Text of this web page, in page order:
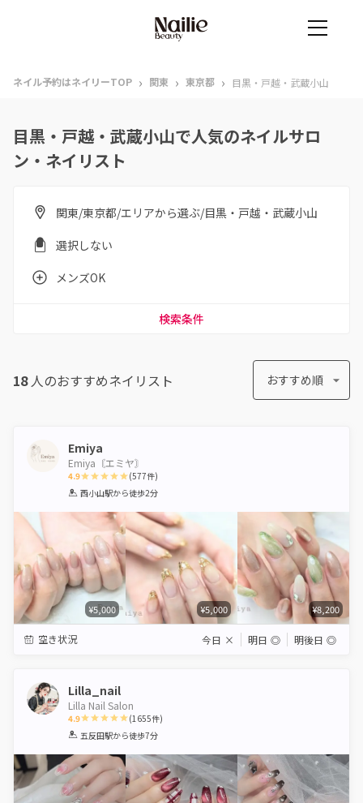
ネイル予約はネイリーTOP › 関東 › 東京都 › 目黒・戸越・武蔵小山
目黒・戸越・武蔵小山で人気のネイルサロ
ン・ネイリスト
関東/東京都/エリアから選ぶ/目黒・戸越・武蔵小山
選択しない
メンズOK
検索条件
18人のおすすめネイリスト おすすめ順
Emiya
Emiya〘エミヤ〙
4.9
1 2 3 4 5
(577件)
西小山駅から徒歩2分
¥5,000 ¥5,000 ¥8,200
空き状況 今日 × 明日 ◎ 明後日 ◎
Lilla_nail
Lilla Nail Salon
4.9
1 2 3 4 5
(1655件)
五反田駅から徒歩7分